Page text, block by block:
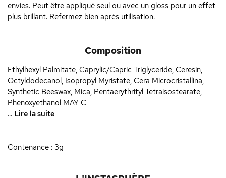
envies. Peut être appliqué seul ou avec un gloss pour un effet
plus brillant. Refermez bien après utilisation.
Composition
Ethylhexyl Palmitate, Caprylic/Capric Triglyceride, Ceresin,
Octyldodecanol, Isopropyl Myristate, Cera Microcristallina,
Synthetic Beeswax, Mica, Pentaerythrityl Tetraisostearate,
Phenoxyethanol MAY C
... Lire la suite
Contenance : 3g